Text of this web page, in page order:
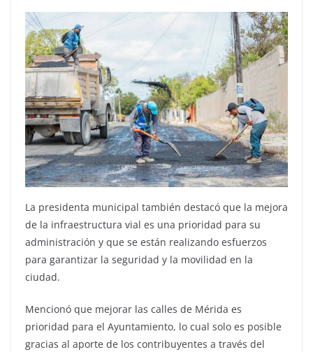
La presidenta municipal también destacó que la mejora
de la infraestructura vial es una prioridad para su
administración y que se están realizando esfuerzos
para garantizar la seguridad y la movilidad en la
ciudad.
Mencionó que mejorar las calles de Mérida es
prioridad para el Ayuntamiento, lo cual solo es posible
gracias al aporte de los contribuyentes a través del